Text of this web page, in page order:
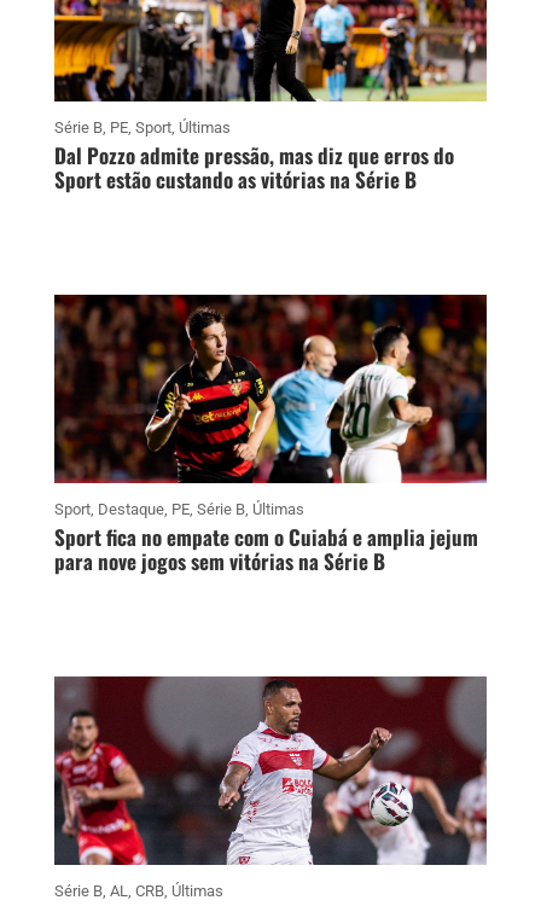
Série B, PE, Sport, Últimas
Dal Pozzo admite pressão, mas diz que erros do
Sport estão custando as vitórias na Série B
Sport, Destaque, PE, Série B, Últimas
Sport fica no empate com o Cuiabá e amplia jejum
para nove jogos sem vitórias na Série B
Série B, AL, CRB, Últimas